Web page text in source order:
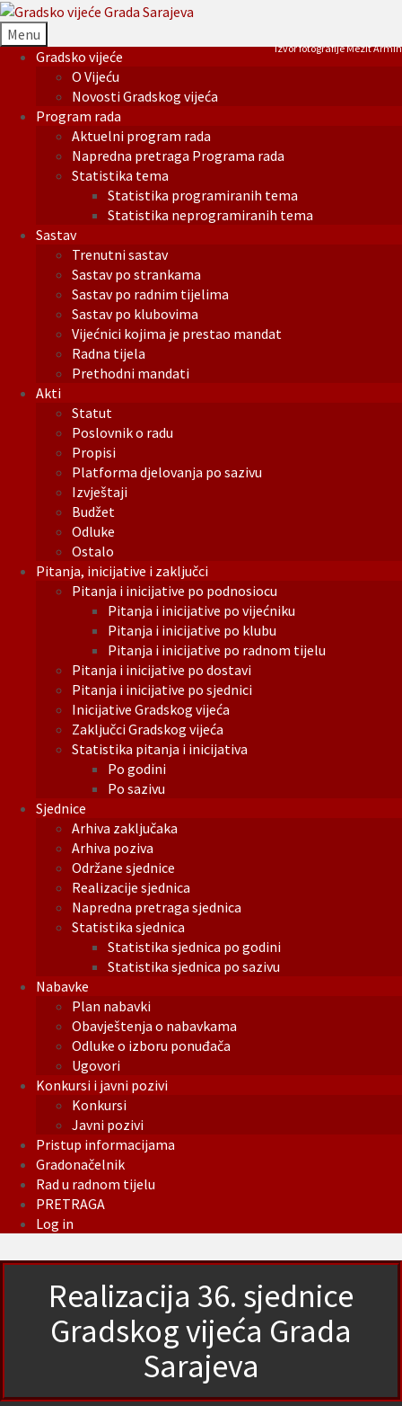
Menu
Gradsko vijeće
O Vijeću
Novosti Gradskog vijeća
Program rada
Aktuelni program rada
Napredna pretraga Programa rada
Statistika tema
Statistika programiranih tema
Statistika neprogramiranih tema
Sastav
Trenutni sastav
Sastav po strankama
Sastav po radnim tijelima
Sastav po klubovima
Vijećnici kojima je prestao mandat
Radna tijela
Prethodni mandati
Akti
Statut
Poslovnik o radu
Propisi
Platforma djelovanja po sazivu
Izvještaji
Budžet
Odluke
Ostalo
Pitanja, inicijative i zaključci
Pitanja i inicijative po podnosiocu
Pitanja i inicijative po vijećniku
Pitanja i inicijative po klubu
Pitanja i inicijative po radnom tijelu
Pitanja i inicijative po dostavi
Pitanja i inicijative po sjednici
Inicijative Gradskog vijeća
Zaključci Gradskog vijeća
Statistika pitanja i inicijativa
Po godini
Po sazivu
Sjednice
Arhiva zaključaka
Arhiva poziva
Održane sjednice
Realizacije sjednica
Napredna pretraga sjednica
Statistika sjednica
Statistika sjednica po godini
Statistika sjednica po sazivu
Nabavke
Plan nabavki
Obavještenja o nabavkama
Odluke o izboru ponuđača
Ugovori
Konkursi i javni pozivi
Konkursi
Javni pozivi
Pristup informacijama
Gradonačelnik
Rad u radnom tijelu
PRETRAGA
Log in
Izvor fotografije Mezit Armin
Realizacija 36. sjednice
Gradskog vijeća Grada
Sarajeva